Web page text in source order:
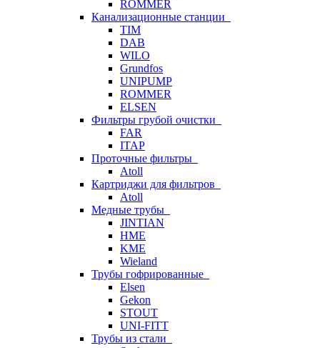
ROMMER
Канализационные станции
TIM
DAB
WILO
Grundfos
UNIPUMP
ROMMER
ELSEN
Фильтры грубой очистки
FAR
ITAP
Проточные фильтры
Atoll
Картриджи для фильтров
Atoll
Медные трубы
JINTIAN
HME
KME
Wieland
Трубы гофрированные
Elsen
Gekon
STOUT
UNI-FITT
Трубы из стали